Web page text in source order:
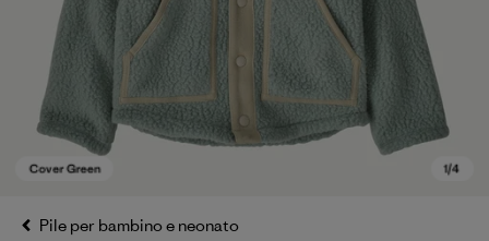
Pile per bambino e neonato